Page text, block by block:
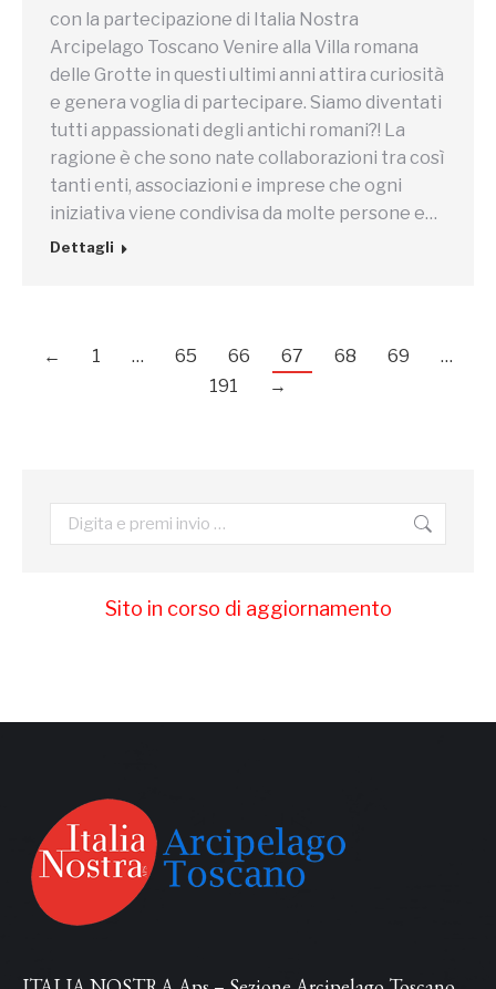
con la partecipazione di Italia Nostra
Arcipelago Toscano Venire alla Villa romana
delle Grotte in questi ultimi anni attira curiosità
e genera voglia di partecipare. Siamo diventati
tutti appassionati degli antichi romani?! La
ragione è che sono nate collaborazioni tra così
tanti enti, associazioni e imprese che ogni
iniziativa viene condivisa da molte persone e…
Dettagli
← 1 … 65 66 67 68 69
…
191
→
Cerca:
Sito in corso di aggiornamento